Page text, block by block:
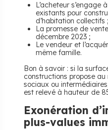
L’acheteur s’engage
existants pour
d’habitation collectifs ;
La promesse de
décembre 2023 ;
Le vendeur et
même famille.
Bon à savoir : si la
constructions propose
sociaux ou
est relevé à hauteur de
Exonération
plus-values